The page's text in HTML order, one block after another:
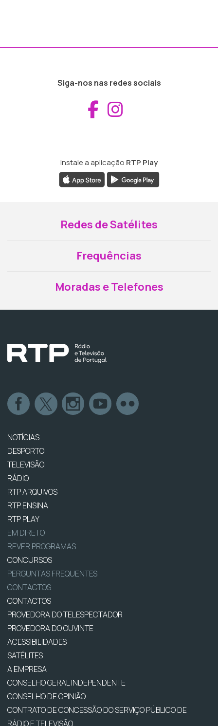
Siga-nos nas redes sociais
Aceder ao
Instale a aplicação RTP Play
Redes de Satélites
Frequências
Moradas e Telefones
NOTÍCIAS
DESPORTO
TELEVISÃO
RÁDIO
RTP ARQUIVOS
RTP ENSINA
RTP PLAY
EM DIRETO
REVER PROGRAMAS
CONCURSOS
PERGUNTAS FREQUENTES
CONTACTOS
CONTACTOS
PROVEDORA DO TELESPECTADOR
PROVEDORA DO OUVINTE
ACESSIBILIDADES
SATÉLITES
A EMPRESA
CONSELHO GERAL INDEPENDENTE
CONSELHO DE OPINIÃO
CONTRATO DE CONCESSÃO DO SERVIÇO PÚBLICO DE
RÁDIO E TELEVISÃO